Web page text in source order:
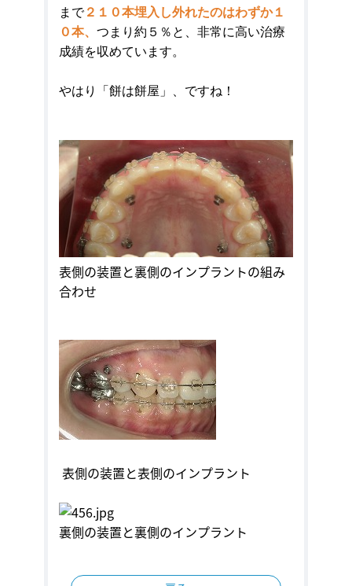
まで２１０本埋入し外れたのはわずか１
０本、 つまり約５％と、非常に高い治療
成績を収めています。
やはり「餅は餅屋」、ですね！
表側の装置と裏側のインプラントの組み
合わせ
表側の装置と表側のインプラント
裏側の装置と裏側のインプラント